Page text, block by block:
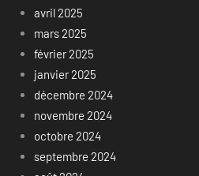
avril 2025
mars 2025
février 2025
janvier 2025
décembre 2024
novembre 2024
octobre 2024
septembre 2024